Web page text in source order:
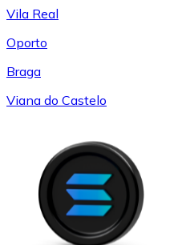
Vila Real
Oporto
Braga
Viana do Castelo